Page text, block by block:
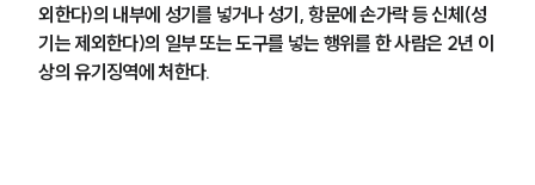
외한다)의 내부에 성기를 넣거나 성기, 항문에 손가락 등 신체(성
기는 제외한다)의 일부 또는 도구를 넣는 행위를 한 사람은 2년 이
상의 유기징역에 처한다.